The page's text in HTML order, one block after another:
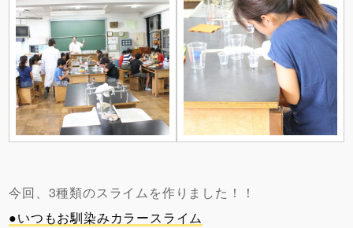
今回、3種類のスライムを作りました！！
●いつもお馴染みカラースライム